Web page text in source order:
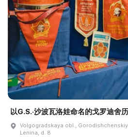
以G.S.·沙波瓦洛娃命名的戈罗迪舍
Volgogradskaya obl.,
Lenina, d. 8